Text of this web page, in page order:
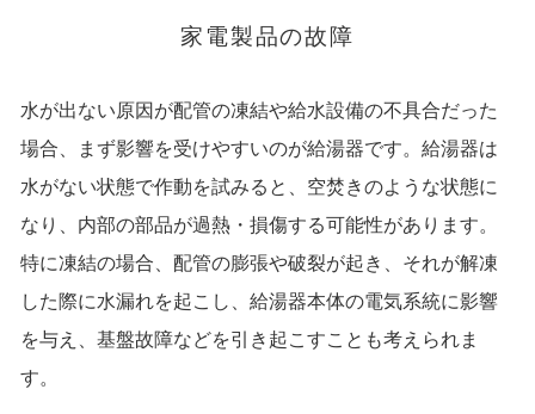
家電製品の故障
水が出ない原因が配管の凍結や給水設備の不具合だった
場合、まず影響を受けやすいのが給湯器です。給湯器は
水がない状態で作動を試みると、空焚きのような状態に
なり、内部の部品が過熱・損傷する可能性があります。
特に凍結の場合、配管の膨張や破裂が起き、それが解凍
した際に水漏れを起こし、給湯器本体の電気系統に影響
を与え、基盤故障などを引き起こすことも考えられま
す。